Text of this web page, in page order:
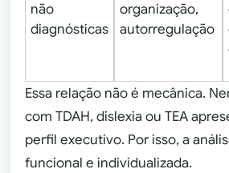
não
diagnósticas
organização,
autorregulação
Essa relação não é mecânica.
com TDAH, dislexia ou TEA
perfil executivo. Por isso, a
funcional e individualizada.